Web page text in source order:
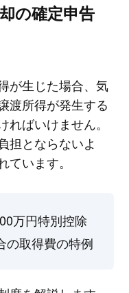
の確定申告
が生じた場合、気
渡所得が発生する
ばいけません。
担とならないよ
います。
万円特別控除
の取得費の特例